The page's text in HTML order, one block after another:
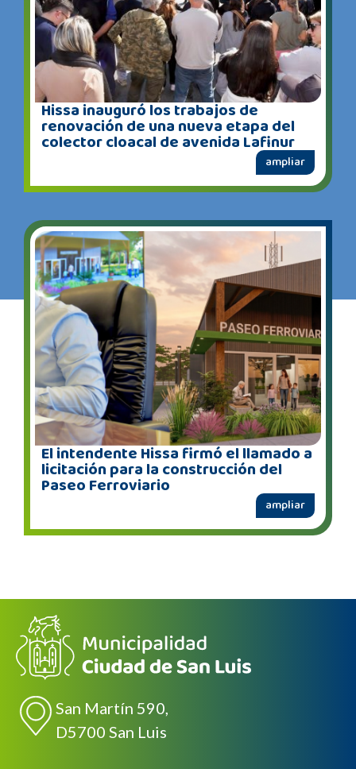
Hissa inauguró los trabajos de
renovación de una nueva etapa del
colector cloacal de avenida Lafinur
ampliar
El intendente Hissa firmó el llamado a
licitación para la construcción del
Paseo Ferroviario
ampliar
San Martín 590,
D5700 San Luis